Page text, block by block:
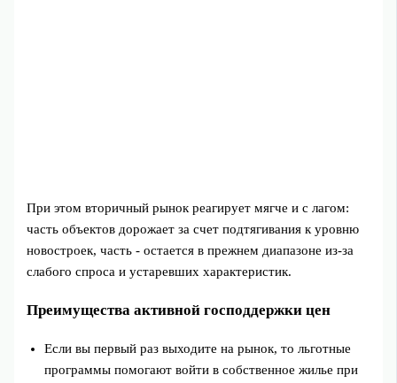
При этом вторичный рынок реагирует мягче и с лагом:
часть объектов дорожает за счет подтягивания к уровню
новостроек, часть - остается в прежнем диапазоне из-за
слабого спроса и устаревших характеристик.
Преимущества активной господдержки цен
Если вы первый раз выходите на рынок, то льготные
программы помогают войти в собственное жилье при